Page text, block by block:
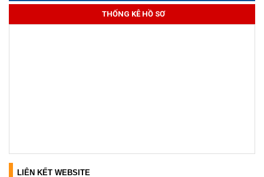
THỐNG KÊ HỒ SƠ
LIÊN KẾT WEBSITE